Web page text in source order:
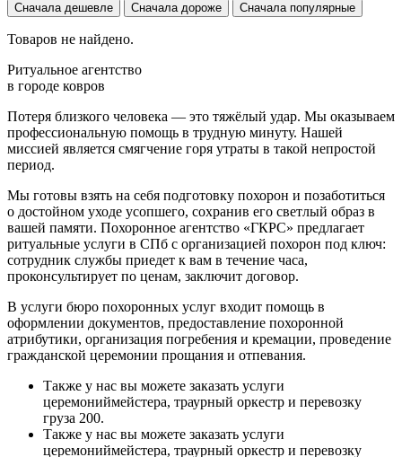
Сначала дешевле
Сначала дороже Сначала популярные
Товаров не найдено.
Ритуальное агентство
в городе ковров
Потеря близкого человека — это тяжёлый удар. Мы оказываем
профессиональную помощь в трудную минуту. Нашей
миссией является смягчение горя утраты в такой непростой
период.
Мы готовы взять на себя подготовку похорон и позаботиться
о достойном уходе усопшего, сохранив его светлый образ в
вашей памяти. Похоронное агентство «ГКРС» предлагает
ритуальные услуги в СПб с организацией похорон под ключ:
сотрудник службы приедет к вам в течение часа,
проконсультирует по ценам, заключит договор.
В услуги бюро похоронных услуг входит помощь в
оформлении документов, предоставление похоронной
атрибутики, организация погребения и кремации, проведение
гражданской церемонии прощания и отпевания.
Также у нас вы можете заказать услуги
церемониймейстера, траурный оркестр и перевозку
груза 200.
Также у нас вы можете заказать услуги
церемониймейстера, траурный оркестр и перевозку